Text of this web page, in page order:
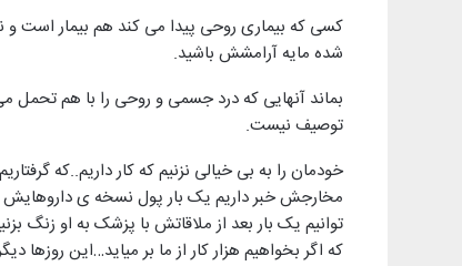
کسی که بیماری روحی پیدا می کند هم بیمار است و
شده مایه آرامشش باشید.
بماند آنهایی که درد جسمی و روحی را با هم تحمل
توصیف نیست.
خودمان را به بی خیالی نزنیم که کار داریم..که
مخارجش خبر داریم یک بار پول نسخه ی داروهایش
توانیم یک بار بعد از ملاقاتش با پزشک به او زنگ
که اگر بخواهیم هزار کار از ما بر میاید…این روزها